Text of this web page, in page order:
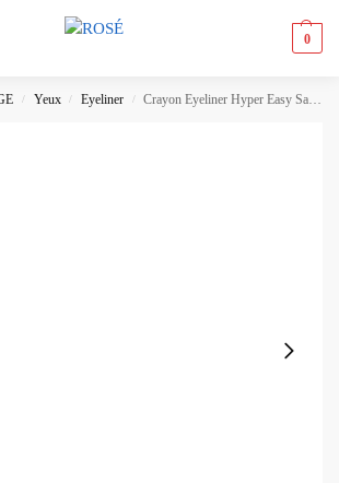
0
/ Yeux / Eyeliner / Crayon Eyeliner Hyper Easy Sans Glissement Maybelline